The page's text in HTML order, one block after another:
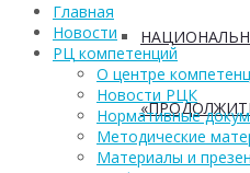
Главная
Новости
РЦ компетенций
О центре
Новости РЦК
Нормативные
Методические
Материалы и